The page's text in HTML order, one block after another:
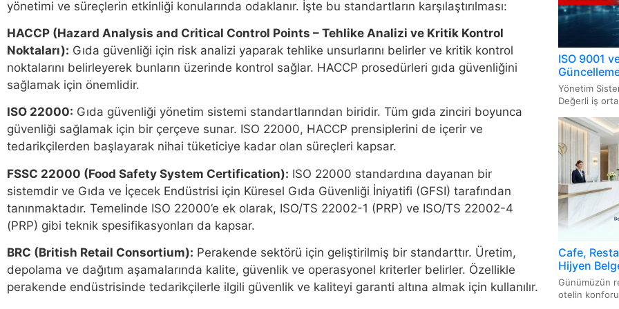
yönetimi ve süreçlerin etkinliği konularında odaklanır. İşte bu standartların karşılaştırılması:
HACCP (Hazard Analysis and Critical Control Points – Tehlike Analizi ve Kritik Kontrol
Noktaları): Gıda güvenliği için risk analizi yaparak tehlike unsurlarını belirler ve kritik kontrol
noktalarını belirleyerek bunların üzerinde kontrol sağlar. HACCP prosedürleri gıda güvenliğini
sağlamak için önemlidir.
ISO 22000: Gıda güvenliği yönetim sistemi standartlarından biridir. Tüm gıda zinciri boyunca
güvenliği sağlamak için bir çerçeve sunar. ISO 22000, HACCP prensiplerini de içerir ve
tedarikçilerden başlayarak nihai tüketiciye kadar olan süreçleri kapsar.
FSSC 22000 (Food Safety System Certification): ISO 22000 standardına dayanan bir
sistemdir ve Gıda ve İçecek Endüstrisi için Küresel Gıda Güvenliği İniyatifi (GFSI) tarafından
tanınmaktadır. Temelinde ISO 22000’e ek olarak, ISO/TS 22002-1 (PRP) ve ISO/TS 22002-4
(PRP) gibi teknik spesifikasyonları da kapsar.
BRC (British Retail Consortium): Perakende sektörü için geliştirilmiş bir standarttır. Üretim,
depolama ve dağıtım aşamalarında kalite, güvenlik ve operasyonel kriterler belirler. Özellikle
perakende endüstrisinde tedarikçilerle ilgili güvenlik ve kaliteyi garanti altına almak için kullanılır.
ISO
ISO/
ISO
ISO
ISO
ISO
ISO
GAP
AQAP
FCC
CPSC
İyi
Tıbbi
Yapı
Gaz
FSSC
BRC
IFS
İyi
(Non-
ISO 9001
Yönetim
Değerli iş
Cafe,
Hijyen
Günümüzün
otelin